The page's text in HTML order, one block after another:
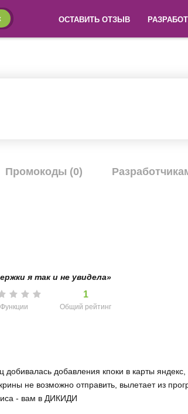
ОСТАВИТЬ ОТЗЫВ
Промокоды (0)
я так и не увидела»
Функции
1
Общий рейтинг
добавления кпоки в карты яндекс,
не возможно отправить, вылетает из
- вам в ДИКИДИ